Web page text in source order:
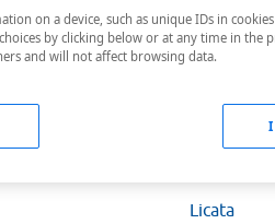
1 habitación, 2
Licata
on a device, such as unique IDs in
by clicking below or at any time in the
and will not affect browsing data.